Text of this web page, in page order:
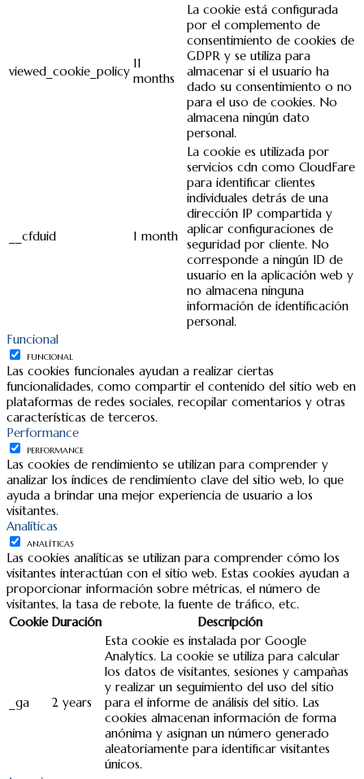
viewed_cookie_policy
11
months
La cookie está configurada
por el complemento de
consentimiento de cookies de
GDPR y se utiliza para
almacenar si el usuario ha
dado su consentimiento o no
para el uso de cookies. No
almacena ningún dato
personal.
__cfduid 1 month
La cookie es utilizada por
servicios cdn como CloudFare
para identificar clientes
individuales detrás de una
dirección IP compartida y
aplicar configuraciones de
seguridad por cliente. No
corresponde a ningún ID de
usuario en la aplicación web y
no almacena ninguna
información de identificación
personal.
Funcional
FUNCIONAL
Las cookies funcionales ayudan a realizar ciertas
funcionalidades, como compartir el contenido del sitio web en
plataformas de redes sociales, recopilar comentarios y otras
características de terceros.
Performance
PERFORMANCE
Las cookies de rendimiento se utilizan para comprender y
analizar los índices de rendimiento clave del sitio web, lo que
ayuda a brindar una mejor experiencia de usuario a los
visitantes.
Analíticas
ANALÍTICAS
Las cookies analíticas se utilizan para comprender cómo los
visitantes interactúan con el sitio web. Estas cookies ayudan a
proporcionar información sobre métricas, el número de
visitantes, la tasa de rebote, la fuente de tráfico, etc.
Cookie Duración Descripción
_ga 2 years
Esta cookie es instalada por Google
Analytics. La cookie se utiliza para calcular
los datos de visitantes, sesiones y campañas
y realizar un seguimiento del uso del sitio
para el informe de análisis del sitio. Las
cookies almacenan información de forma
anónima y asignan un número generado
aleatoriamente para identificar visitantes
únicos.